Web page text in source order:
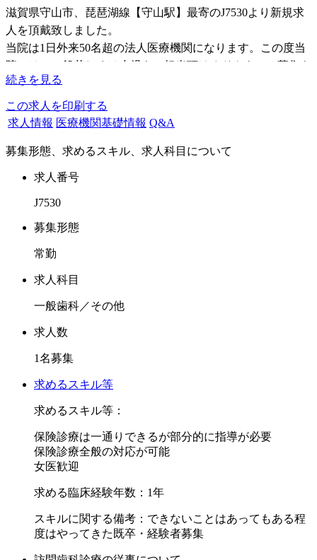
滋賀県守山市、琵琶湖線【守山駅】最寄のJ7530より新規求
人を頂戴致しました。
当院は1日外来50名超の法人医療機関になります。この度当
院では、一般若しくは小児をご担当頂けるドクターの募集を
開始致しました。
所属ドクターは現在2名となりまして、ご夫婦で臨床を行っ
旦那様である院長は主に一般歯科診療をご担当され、口腔外
科に身を置いて参りました。奥様である副院長は小児歯科学
数少ない事もあり、お子様をお持ちの親御様に支持されてお
ります。お子様から入りご家族のホームドクターのイメージ
求めるドクター像ですが、素直で勉強好きな方でチャレンジ
診療に対する姿勢ですが、丁寧に診察、しっかり説明。そし
て、お待たせしない事に心がけております。
ように」がポリシーです。
と両立しながら働ける環境を整えています。
子育てをしながら働きたい。そんな方にとっては最適な環境
だと思います。
沢山のご応募をお待ちしております。
続きを見る
この求人を印刷する
求人情報 医療機関基礎情報 Q&A
募集形態、求めるスキル、求人科目について
求人番号
J7530
募集形態
常勤
求人科目
一般歯科／その他
求人数
1名募集
求めるスキル等
求めるスキル等：
保険診療は一通りできるが部分的に指導が必要
保険診療全般の対応が可能
女医歓迎
求める臨床経験年数：1年
スキルに関する備考：できないことはあってもある程
度はやってきた既卒・経験者募集